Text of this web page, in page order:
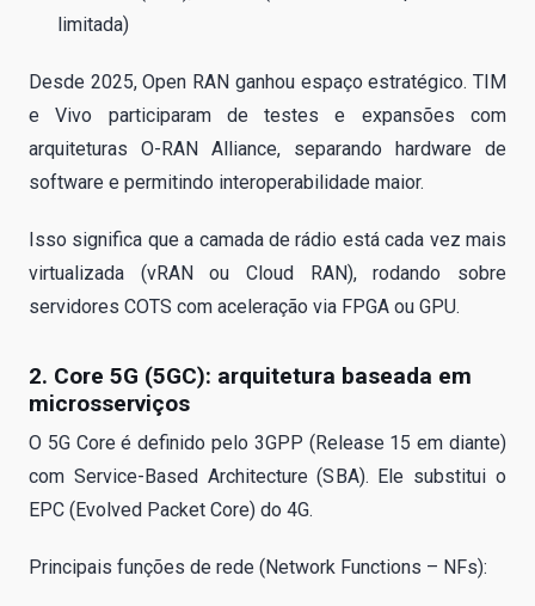
limitada)
Desde 2025, Open RAN ganhou espaço estratégico. TIM
e Vivo participaram de testes e expansões com
arquiteturas O-RAN Alliance, separando hardware de
software e permitindo interoperabilidade maior.
Isso significa que a camada de rádio está cada vez mais
virtualizada (vRAN ou Cloud RAN), rodando sobre
servidores COTS com aceleração via FPGA ou GPU.
2. Core 5G (5GC): arquitetura baseada em
microsserviços
O 5G Core é definido pelo 3GPP (Release 15 em diante)
com Service-Based Architecture (SBA). Ele substitui o
EPC (Evolved Packet Core) do 4G.
Principais funções de rede (Network Functions – NFs):